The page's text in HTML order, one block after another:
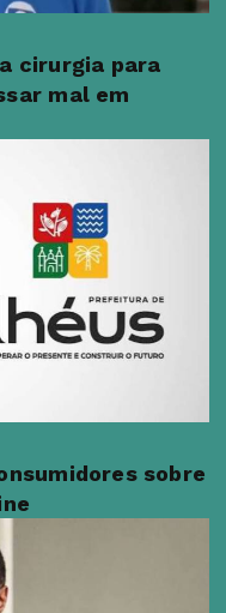
cirurgia para
mal em
sobre